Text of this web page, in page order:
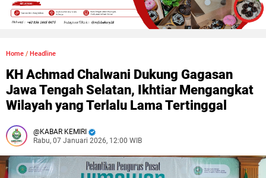
Home / Headline
KH Achmad Chalwani Dukung Gagasan
Jawa Tengah Selatan, Ikhtiar Mengangkat
Wilayah yang Terlalu Lama Tertinggal
KABAR KEMIRI
Rabu, 07 Januari 2026, 12:00 WIB